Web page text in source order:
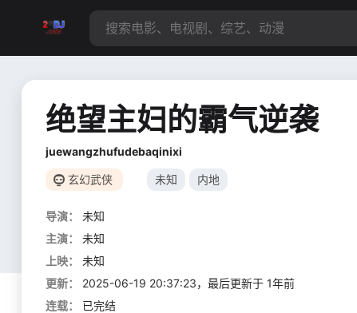
绝望主妇的霸气逆袭
juewangzhufudebaqinixi
玄幻武侠 未知 内地
导演：
未知
主演：
未知
上映：
未知
更新：
2025-06-19 20:37:23，最后更新于 1年前
连载：
已完结